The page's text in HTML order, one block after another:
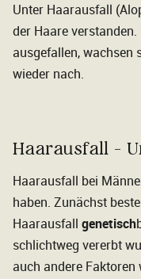
Unter Haarausfall
der Haare
ausgefallen, wachsen
wieder nach.
Haarausfall -
Haarausfall bei
haben. Zunächst
Haarausfall genetisch
schlichtweg vererbt
auch andere Faktoren